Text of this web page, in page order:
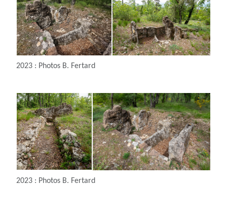
2023 : Photos B. Fertard
2023 : Photos B. Fertard